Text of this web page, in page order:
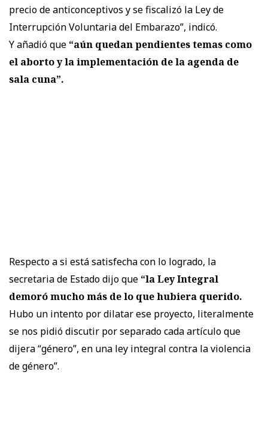
precio de anticonceptivos y se fiscalizó la Ley de
Interrupción Voluntaria del Embarazo”, indicó.
Y añadió que “aún quedan pendientes temas como
el aborto y la implementación de la agenda de
sala cuna”.
Respecto a si está satisfecha con lo logrado, la
secretaria de Estado dijo que “la Ley Integral
demoró mucho más de lo que hubiera querido.
Hubo un intento por dilatar ese proyecto, literalmente
se nos pidió discutir por separado cada artículo que
dijera “género”, en una ley integral contra la violencia
de género”.